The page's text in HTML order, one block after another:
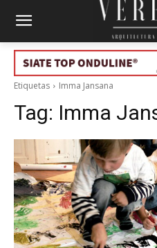
Etiquetas Imma Jansana
Tag: Imma